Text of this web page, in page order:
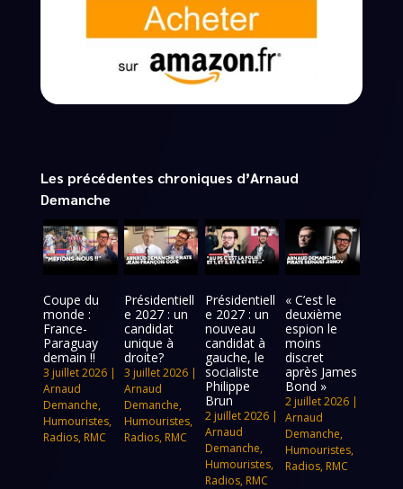
Les précédentes chroniques d’Arnaud
Demanche
Coupe du
monde :
France-
Paraguay
demain !!
3 juillet 2026 |
Arnaud
Demanche,
Humouristes,
Radios, RMC
Présidentiell
e 2027 : un
candidat
unique à
droite?
3 juillet 2026|
Arnaud
Demanche,
Humouristes,
Radios, RMC
Présidentiell
e 2027 : un
nouveau
candidat à
gauche, le
socialiste
Philippe
Brun
2 juillet 2026|
Arnaud
Demanche,
Humouristes,
Radios, RMC
« C’est le
deuxième
espion le
moins
discret
après James
Bond »
2 juillet 2026 |
Arnaud
Demanche,
Humouristes,
Radios, RMC